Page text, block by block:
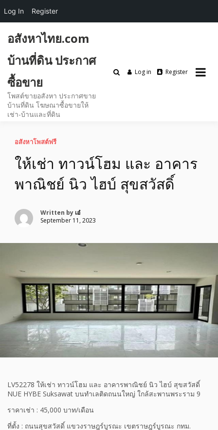
content
อสังหาไทย.com
บ้านที่ดิน ประกาศ
ซื้อขาย
โพสต์ขายอสังหา ประกาศขาย
บ้านที่ดิน โฆษณาซื้อขายให้
เช่า-บ้านและที่ดิน
Log in Register
อสังหาโพสต์ฟรี
ให้เช่า ทาวน์โฮม และ อาคาร
พาณิชย์ นิว ไฮบ์ สุขสวัสดิ์
Written by เอ๋
September 11, 2023
LV52278 ให้เช่า ทาวน์โฮม และ อาคารพาณิชย์ นิว ไฮบ์ สุขสวัสดิ์
NUE HYBE Suksawat บนทำเลติดถนนใหญ่ ใกล้สะพานพระราม 9
ราคาเช่า : 45,000 บาท/เดือน
ที่ตั้ง : ถนนสุขสวัสดิ์ แขวงราษฎร์บูรณะ เขตราษฎร์บูรณะ กทม.
Log In Register